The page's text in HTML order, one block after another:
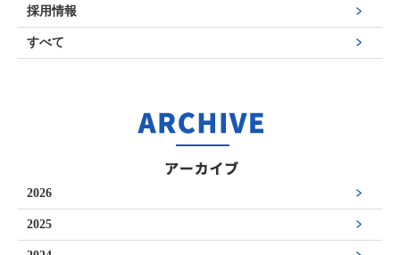
採用情報
すべて
2026
2025